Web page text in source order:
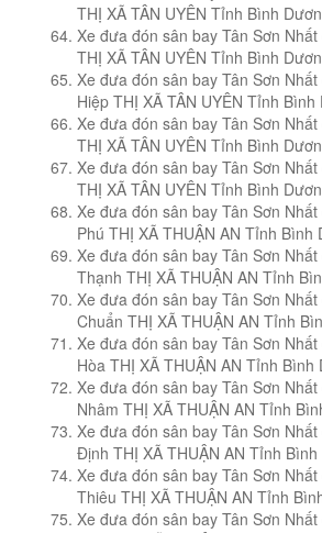
THỊ XÃ TÂN UYÊN Tỉnh Bình
Xe đưa đón sân bay Tân Sơn
THỊ XÃ TÂN UYÊN Tỉnh Bình
Xe đưa đón sân bay Tân Sơn
Hiệp THỊ XÃ TÂN UYÊN Tỉnh Bình
Xe đưa đón sân bay Tân Sơn
THỊ XÃ TÂN UYÊN Tỉnh Bình
Xe đưa đón sân bay Tân Sơn
THỊ XÃ TÂN UYÊN Tỉnh Bình
Xe đưa đón sân bay Tân Sơn
Phú THỊ XÃ THUẬN AN Tỉnh Bình
Xe đưa đón sân bay Tân Sơn
Thạnh THỊ XÃ THUẬN AN Tỉnh
Xe đưa đón sân bay Tân Sơn
Chuẩn THỊ XÃ THUẬN AN Tỉnh
Xe đưa đón sân bay Tân Sơn
Hòa THỊ XÃ THUẬN AN Tỉnh Bình
Xe đưa đón sân bay Tân Sơn
Nhâm THỊ XÃ THUẬN AN Tỉnh
Xe đưa đón sân bay Tân Sơn
Định THỊ XÃ THUẬN AN Tỉnh Bình
Xe đưa đón sân bay Tân Sơn
Thiêu THỊ XÃ THUẬN AN Tỉnh
Xe đưa đón sân bay Tân Sơn